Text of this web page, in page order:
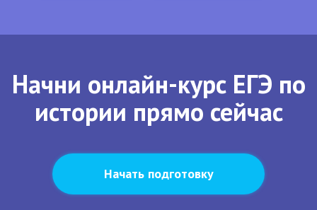
Начни онлайн-курс ЕГЭ по
истории прямо сейчас
Начать подготовку